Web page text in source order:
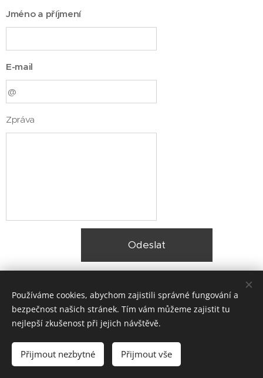
Jméno a příjmení
E-mail
Zpráva
Odeslat
© 2025 Zateplení fasády Praha |Lokality
Vytvořeno službou Webnode
Používáme cookies, abychom zajistili správné fungování a
bezpečnost našich stránek. Tím vám můžeme zajistit tu
nejlepší zkušenost při jejich návštěvě.
Přijmout nezbytné Přijmout vše